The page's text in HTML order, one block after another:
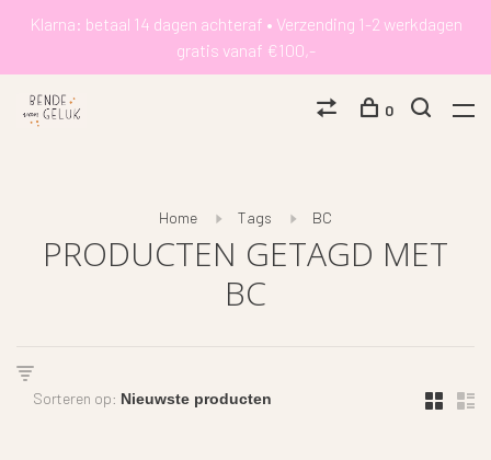
Klarna: betaal 14 dagen achteraf • Verzending 1-2 werkdagen
gratis vanaf €100,-
0
Home Tags BC
PRODUCTEN GETAGD MET
BC
Sorteren op: